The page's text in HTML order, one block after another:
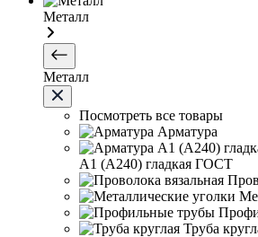
Металл
Металл
Посмотреть все товары
Арматура
А1 (А240) гладкая ГОСТ
Труба